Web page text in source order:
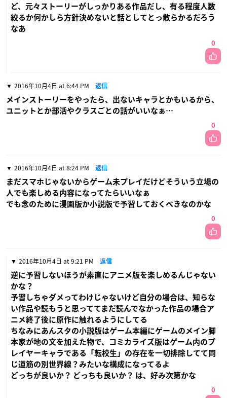
ど、元々ストーリーがしっかりある作品だし、有る程度人数
絞るか何かしら方針決めないと話としてとっ散らかるだろう
なあ
0
2016年10月4日 at 6:44 PM 返信
メインストーリーをやったら、出ないキャラとかもいるから、
ユニットとか部活やクラスごとの話がいいなぁ…
0
2016年10月4日 at 8:24 PM 返信
まだスマホじゃないからゲーム未プレイだけどそういう立場の
人でも楽しめる内容になってたらいいなぁ
でも念のために漫画版か小説版で予習しておくべきなのかな
0
2016年10月4日 at 9:21 PM 返信
逆に予習しないほうが素直にアニメ版を楽しめるんじゃない
かな？
予習しちゃダメってわけじゃないけど自分の場合は、知らな
い作品や読もうと思っててまだ読んでなかった作品の場合ア
ニメ終了後に原作に触れるようにしてる
ちなみにあんスタの小説版はゲーム本編にゲームのメイン脚
本家が地の文を加えた物で、コミカライズ版はゲーム内のプ
レイヤーキャラである「転校生」の存在を一切排除してて同
じ道筋の別世界線？みたいな構成になってるよ
どっちが良いか？ どっちも良いか？ は、好み次第かな
0